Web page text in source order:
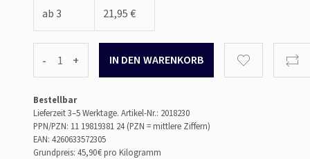
ab 3 21,95 €
- +
Bestellbar
Lieferzeit 3–5 Werktage. Artikel-Nr.: 2018230
PPN/PZN: 11 19819381 24 (PZN = mittlere Ziffern)
EAN: 4260633572305
Grundpreis: 45,90 €pro Kilogramm